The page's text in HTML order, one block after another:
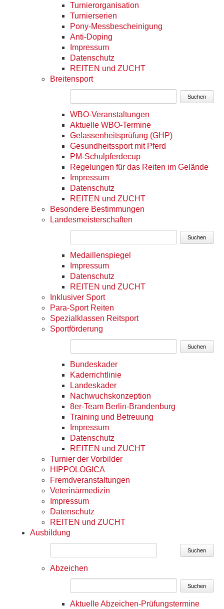
Turnierorganisation
Turnierserien
Pony-Messbescheinigung
Anti-Doping
Impressum
Datenschutz
REITEN und ZUCHT
Breitensport
Suchen
WBO-Veranstaltungen
Aktuelle WBO-Termine
Gelassenheitsprüfung (GHP)
Gesundheitssport mit Pferd
PM-Schulpferdecup
Regelungen für das Reiten im Gelände
Impressum
Datenschutz
REITEN und ZUCHT
Besondere Bestimmungen
Landesmeisterschaften
Suchen
Medaillenspiegel
Impressum
Datenschutz
REITEN und ZUCHT
Inklusiver Sport
Para-Sport Reiten
Spezialklassen Reitsport
Sportförderung
Suchen
Bundeskader
Kaderrichtlinie
Landeskader
Nachwuchskonzeption
8er-Team Berlin-Brandenburg
Training und Betreuung
Impressum
Datenschutz
REITEN und ZUCHT
Turnier der Vorbilder
HIPPOLOGICA
Fremdveranstaltungen
Veterinärmedizin
Impressum
Datenschutz
REITEN und ZUCHT
Ausbildung
Suchen
Abzeichen
Suchen
Aktuelle Abzeichen-Prüfungstermine